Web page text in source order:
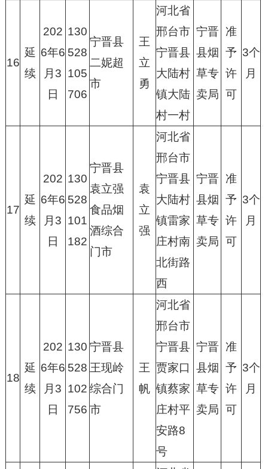
16
延
续
202
6年6
月3
日
130
528
105
706
宁晋县
二妮超
市
王
立
勇
河北省
邢台市
宁晋县
大陆村
镇大陆
村一村
宁晋
县烟
草专
卖局
准
予
许
可
3个
月
17
延
续
202
6年6
月3
日
130
528
101
182
宁晋县
袁立强
食品烟
酒综合
门市
袁
立
强
河北省
邢台市
宁晋县
大陆村
镇雷家
庄村南
北街路
西
宁晋
县烟
草专
卖局
准
予
许
可
3个
月
18
延
续
202
6年6
月3
日
130
528
102
756
宁晋县
王现岭
综合门
市
王
帆
河北省
邢台市
宁晋县
贾家口
镇蔡家
庄村平
安路8
号
宁晋
县烟
草专
卖局
准
予
许
可
3个
月